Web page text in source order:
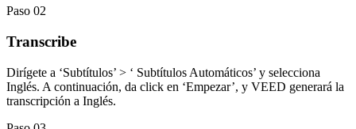
Paso 02
Transcribe
Dirígete a ‘Subtítulos’ > ‘ Subtítulos Automáticos’ y selecciona
Inglés. A continuación, da click en ‘Empezar’, y VEED generará la
transcripción a Inglés.